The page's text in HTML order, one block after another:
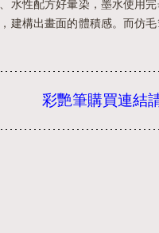
水性配方好暈染，墨水使用
建構出畫面的體積感。而仿
彩艷筆購買連結